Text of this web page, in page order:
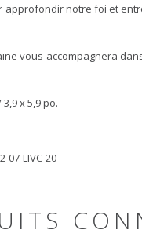
approfondir notre foi et
vous accompagnera
x 5,9 po.
07-LIVC-20